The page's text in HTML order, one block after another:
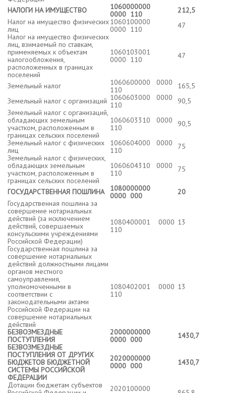
НАЛОГИ НА ИМУЩЕСТВО
1060000000
0000 110
212,5
Налог на имущество физических
лиц
1060100000
0000 110
47
Налог на имущество физических
лиц, взимаемый по ставкам,
применяемых к объектам
налогообложения,
расположенных в границах
поселений
1060103001
0000 110
47
Земельный налог
1060600000 0000
110
165,5
Земельный налог с организаций 1060603000 0000
110
90,5
Земельный налог с организаций,
обладающих земельным
участком, расположенным в
границах сельских поселений
1060603310 0000
110
90,5
Земельный налог с физических
лиц
1060604000 0000
110
75
Земельный налог с физических,
обладающих земельным
участком, расположенным в
границах сельских поселений
1060604310 0000
110
75
ГОСУДАРСТВЕННАЯ ПОШЛИНА
1080000000
0000 000
20
Государственная пошлина за
совершение нотариальных
действий (за исключением
действий, совершаемых
консульскими учреждениями
Российской Федерации)
1080400001 0000
110
13
Государственная пошлина за
совершение нотариальных
действий должностными лицами
органов местного
самоуправления,
уполномоченными в
соответствии с
законодательными актами
Российской Федерации на
совершение нотариальных
действий
1080402001 0000
110
13
БЕЗВОЗМЕЗДНЫЕ
ПОСТУПЛЕНИЯ
2000000000
0000 000
1430,7
БЕЗВОЗМЕЗДНЫЕ
ПОСТУПЛЕНИЯ ОТ ДРУГИХ
БЮДЖЕТОВ БЮДЖЕТНОЙ
СИСТЕМЫ РОССИЙСКОЙ
ФЕДЕРАЦИИ
2020000000
0000 000
1430,7
Дотации бюджетам субъектов
2020100000